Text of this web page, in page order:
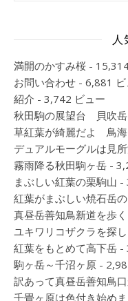
満開のかすみ桜 -
お問い合わせ - 6,881 ビ
紹介 - 3,742 ビュー
秋田駒の展望台 貝吹岳
草紅葉が綺麗だよ 鳥
デュアルモーグルは見
霧雨降る秋田駒ヶ岳 -
まぶしい紅葉の栗駒山 -
紅葉がまぶしい焼石岳の
真昼岳善知鳥新道を歩く
ユキワリコザクラを探
紅葉をもとめて高下岳 -
駒ヶ岳～千沼ヶ原 -
訳あって真昼岳善知鳥口
千畳ヶ原は色付き始めま